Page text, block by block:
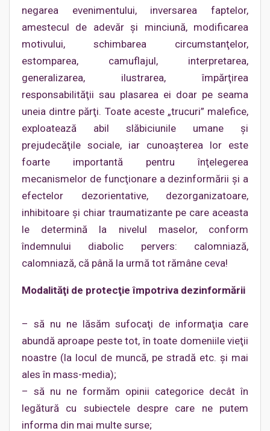
negarea evenimentului, inversarea faptelor,
amestecul de adevăr şi minciună, modificarea
motivului, schimbarea circumstanţelor,
estomparea, camuflajul, interpretarea,
generalizarea, ilustrarea, împărţirea
responsabilităţii sau plasarea ei doar pe seama
uneia dintre părţi. Toate aceste „trucuri” malefice,
exploatează abil slăbiciunile umane şi
prejudecăţile sociale, iar cunoaşterea lor este
foarte importantă pentru înţelegerea
mecanismelor de funcţionare a dezinformării şi a
efectelor dezorientative, dezorganizatoare,
inhibitoare şi chiar traumatizante pe care aceasta
le determină la nivelul maselor, conform
îndemnului diabolic pervers: calomniază,
calomniază, că până la urmă tot rămâne ceva!
Modalităţi de protecţie împotriva dezinformării
– să nu ne lăsăm sufocaţi de informaţia care
abundă aproape peste tot, în toate domeniile vieţii
noastre (la locul de muncă, pe stradă etc. şi mai
ales în mass-media);
– să nu ne formăm opinii categorice decât în
legătură cu subiectele despre care ne putem
informa din mai multe surse;